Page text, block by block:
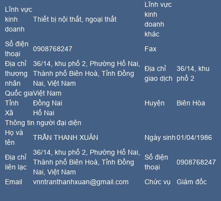
Lĩnh vực
kinh
doanh
Thiết bị nội thất, ngoại thất
Lĩnh vực
kinh
doanh
khác
Số điện
thoại
0908768247
Fax
Địa chỉ
thương
nhân
36/14, khu phố 2, Phường Hố Nai,
Thành phố Biên Hoà, Tỉnh Đồng
Nai, Việt Nam
Địa chỉ
giao dịch
36/14, khu
phố 2
Quốc giaViệt Nam
Tỉnh
Đồng Nai Huyện
Biên Hòa
Xã
Hố Nai
Thông tin người đại diện
Họ và
tên
TRẦN THANH XUÂN Ngày sinh01/04/1986
Địa chỉ
liên lạc
36/14, khu phố 2, Phường Hố Nai,
Thành phố Biên Hoà, Tỉnh Đồng
Nai, Việt Nam
Số điện
thoại
0908768247
Email vnntranthanhxuan@gmail.com Chức vụ Giám đốc